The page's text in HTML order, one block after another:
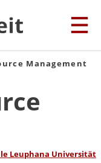
Management